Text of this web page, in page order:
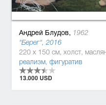
Андрей Блудов, 1962
"Берег", 2016
220 x 150 см, холст,
реализм, фигуратив
13.000 USD